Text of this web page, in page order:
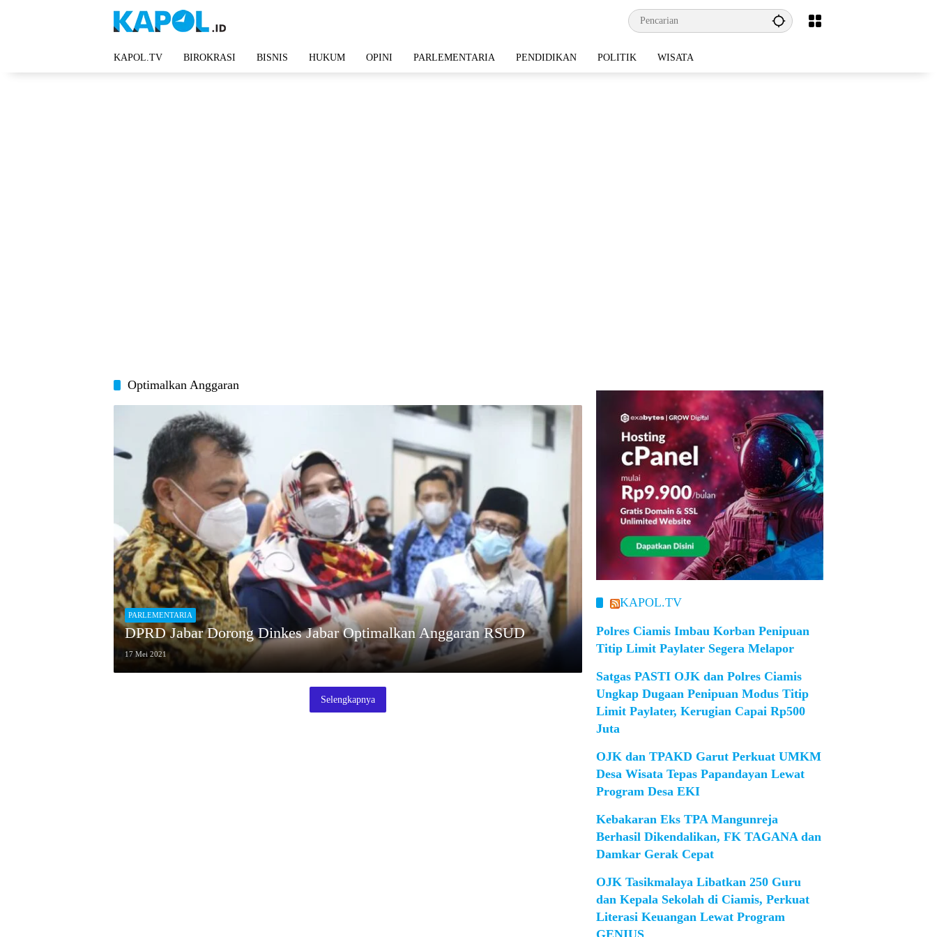
KAPOL.TV BIROKRASI BISNIS HUKUM OPINI PARLEMENTARIA PENDIDIKAN POLITIK WISATA
Optimalkan Anggaran
PARLEMENTARIA
DPRD Jabar Dorong Dinkes Jabar Optimalkan Anggaran RSUD
17 Mei 2021
Selengkapnya
KAPOL.TV
Polres Ciamis Imbau Korban Penipuan
Titip Limit Paylater Segera Melapor
Satgas PASTI OJK dan Polres Ciamis
Ungkap Dugaan Penipuan Modus Titip
Limit Paylater, Kerugian Capai Rp500
Juta
OJK dan TPAKD Garut Perkuat UMKM
Desa Wisata Tepas Papandayan Lewat
Program Desa EKI
Kebakaran Eks TPA Mangunreja
Berhasil Dikendalikan, FK TAGANA dan
Damkar Gerak Cepat
OJK Tasikmalaya Libatkan 250 Guru
dan Kepala Sekolah di Ciamis, Perkuat
Literasi Keuangan Lewat Program
GENIUS